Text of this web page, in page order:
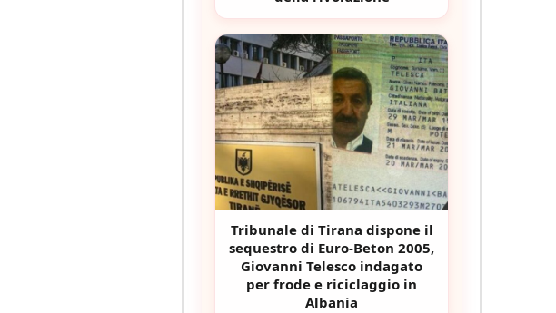
Tribunale di Tirana dispone il
sequestro di Euro-Beton 2005,
Giovanni Telesco indagato
per frode e riciclaggio in
Albania